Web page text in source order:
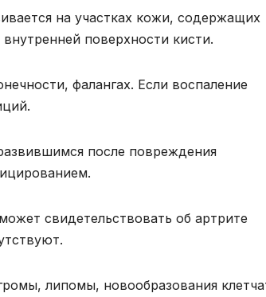
на участках кожи, содержащих
поверхности кисти.
фалангах. Если воспаление
после повреждения
свидетельствовать об артрите
липомы, новообразования